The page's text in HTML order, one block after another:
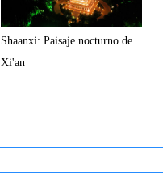
Shaanxi: Paisaje nocturno de
Xi'an